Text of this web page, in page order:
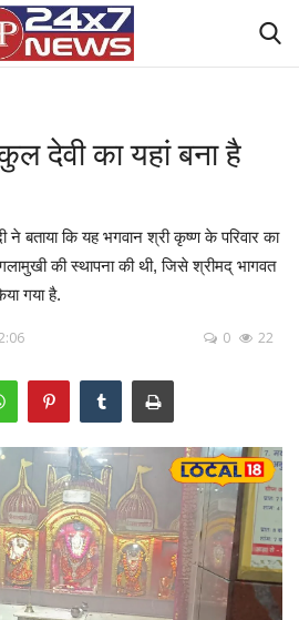
देवी का यहां बना है
ने बताया कि यह भगवान श्री कृष्ण के परिवार का
की स्थापना की थी, जिसे श्रीमद् भागवत
गया है.
0 22